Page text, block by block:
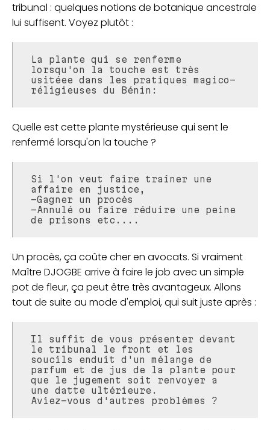
tribunal : quelques notions de botanique ancestrale
lui suffisent. Voyez plutôt :
La plante qui se renferme
lorsqu'on la touche est très
usitéee dans les pratiques magico-
réligieuses du Bénin:
Quelle est cette plante mystérieuse qui sent le
renfermé lorsqu'on la touche ?
Si l'on veut faire traîner une
affaire en justice,
-Gagner un procès
-Annulé ou faire réduire une peine
de prisons etc....
Un procès, ça coûte cher en avocats. Si vraiment
Maître DJOGBE arrive à faire le job avec un simple
pot de fleur, ça peut être très avantageux. Allons
tout de suite au mode d'emploi, qui suit juste après :
Il suffit de vous présenter devant
le tribunal le front et les
soucils enduit d'un mélange de
parfum et de jus de la plante pour
que le jugement soit renvoyer a
une datte ultérieure.
Aviez-vous d'autres problèmes ?